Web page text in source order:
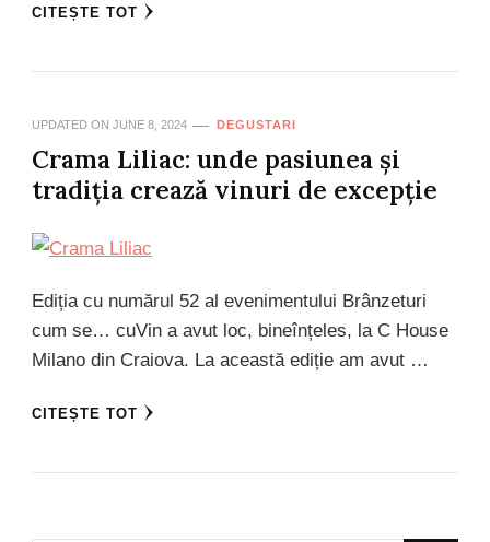
CITEȘTE TOT
UPDATED ON JUNE 8, 2024 DEGUSTARI
Crama Liliac: unde pasiunea și
tradiția crează vinuri de excepție
Ediția cu numărul 52 al evenimentului Brânzeturi
cum se… cuVin a avut loc, bineînțeles, la C House
Milano din Craiova. La această ediție am avut …
CITEȘTE TOT